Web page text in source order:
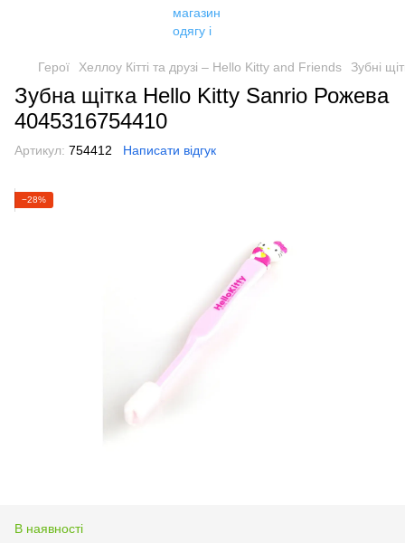
Герої Хеллоу Кітті та друзі – Hello Kitty and Friends Зубні
Зубна щітка Hello Kitty Sanrio Рожева
4045316754410
Артикул: 754412 Написати відгук
−28%
В наявності